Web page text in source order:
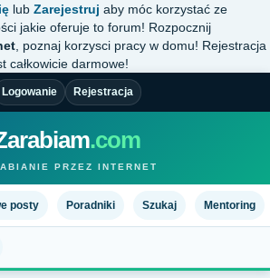
lub Zarejestruj aby móc korzystać ze
jakie oferuje to forum! Rozpocznij
, poznaj korzysci pracy w domu! Rejestracja
całkowicie darmowe!
Logowanie Rejestracja
.com
PRZEZ INTERNET
posty Poradniki Szukaj Mentoring